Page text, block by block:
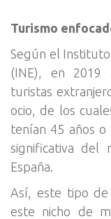
Turismo
Según el Instituto
(INE), en 2019
turistas
ocio, de los
tenían 45 años o
significativa del
España.
Así, este tipo
este nicho de